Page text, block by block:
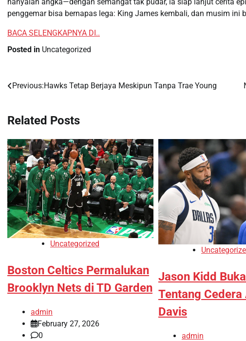
penggemar bisa bernapas lega: King James kembali, dan musim ini
BACA SELENGKAPNYA DI..
Posted in Uncategorized
Post
Previous:Hawks Tetap Berjaya Meskipun Tanpa Trae Young
Related Posts
Uncategorized
Boston Celtics Permalukan
Brooklyn Nets di TD Garden
admin
February 27, 2026
0
Jason Kidd
Tentang Cedera
Davis
admin